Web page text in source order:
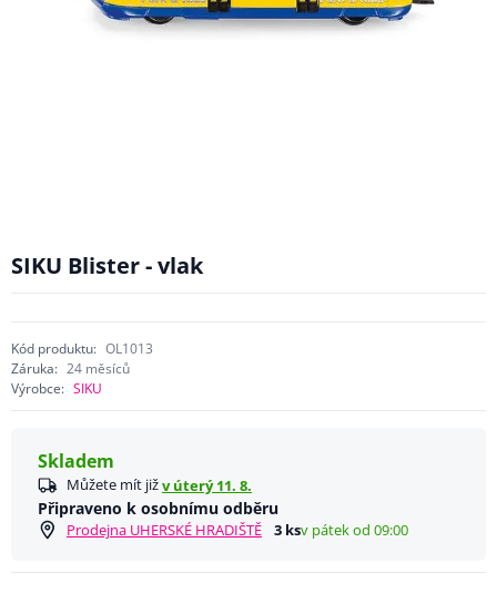
SIKU Blister - vlak
Kód produktu: OL1013
Záruka: 24 měsíců
Výrobce: SIKU
Skladem
Můžete mít jižv úterý 11. 8.
Připraveno k osobnímu odběru
Prodejna UHERSKÉ HRADIŠTĚ 3 ksv pátek od 09:00